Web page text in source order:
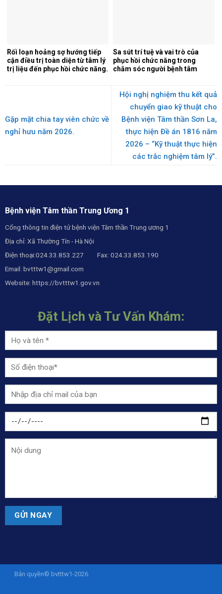
Rối loạn hoảng sợ hướng tiếp
cận điều trị toàn diện từ tâm lý
trị liệu đến phục hồi chức năng.
Sa sút trí tuệ và vai trò của
phục hồi chức năng trong
chăm sóc người bệnh tâm
Gặp mặt chia tay viên chức về
nghỉ hưu năm 2026.
Hội nghị nghiệm thu kết quả
chuyển giao kỹ thuật cho
Bệnh viện Tâm thần Sơn La,
thực hiện Đề án 1816 năm
2026 – “Kỹ thuật thực hiện
các trắc nghiệm tâm lý”.
Bệnh viện Tâm thần Trung Ương 1
Cổng thông tin điện tử bệnh viện Tâm thần Trung ương 1
Địa chỉ: Xã Thường Tín - Hà Nội
Điện thoại:024.33.853.227 Fax: 024.33.853.190
Email: bvtttw1@gmail.com
Website: https://bvtttw1.gov.vn
Đặt Lịch và Tư Vấn Khám:
Bản quyền© bvtttw1-2026